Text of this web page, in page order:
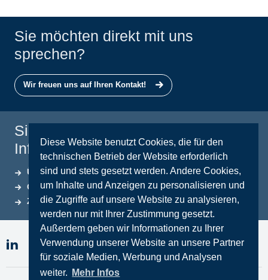
Diese Website benutzt Cookies, die für den
technischen Betrieb der Website erforderlich
sind und stets gesetzt werden. Andere Cookies,
um Inhalte und Anzeigen zu personalisieren und
die Zugriffe auf unsere Website zu analysieren,
werden nur mit Ihrer Zustimmung gesetzt.
Außerdem geben wir Informationen zu Ihrer
Verwendung unserer Website an unsere Partner
für soziale Medien, Werbung und Analysen
weiter. Mehr Infos
Sie möchten direkt mit uns
sprechen?
Wir freuen uns auf Ihren Kontakt!
Sie beötigen weitere
Informationen?
Über STEINCONNECTOR
Qualitätssicherung
Zertifikate